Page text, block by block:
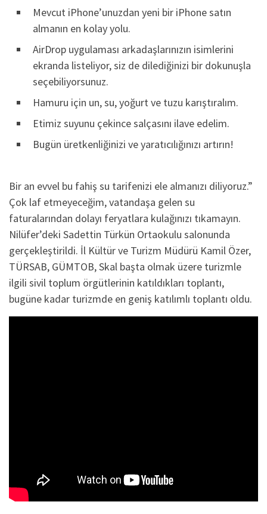
Mevcut iPhone’unuzdan yeni bir iPhone satın
almanın en kolay yolu.
AirDrop uygulaması arkadaşlarınızın isimlerini
ekranda listeliyor, siz de dilediğinizi bir dokunuşla
seçebiliyorsunuz.
Hamuru için un, su, yoğurt ve tuzu karıştıralım.
Etimiz suyunu çekince salçasını ilave edelim.
Bugün üretkenliğinizi ve yaratıcılığınızı artırın!
Bir an evvel bu fahiş su tarifenizi ele almanızı diliyoruz.”
Çok laf etmeyeceğim, vatandaşa gelen su
faturalarından dolayı feryatlara kulağınızı tıkamayın.
Nilüfer’deki Sadettin Türkün Ortaokulu salonunda
gerçekleştirildi. İl Kültür ve Turizm Müdürü Kamil Özer,
TÜRSAB, GÜMTOB, Skal başta olmak üzere turizmle
ilgili sivil toplum örgütlerinin katıldıkları toplantı,
bugüne kadar turizmde en geniş katılımlı toplantı oldu.